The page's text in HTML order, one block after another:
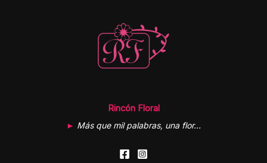
Rincón Floral
► Más que mil palabras, una flor…